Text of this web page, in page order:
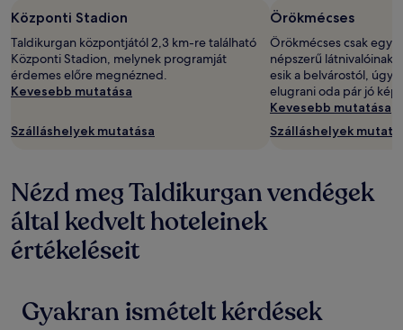
az
elérhetőség
változhat.
További
feltételek
lehetnek
Központi Stadion
Taldikurgan központjától 2,3 km-re található
Központi Stadion, melynek programját
érdemes előre megnézned.
Kevesebb mutatása
Szálláshelyek mutatása
Örökmécses
Örökmécses csak
népszerű látnivalóinak,
esik a belvárostól,
elugrani oda pár jó
Kevesebb mutatása
Szálláshelyek
Nézd meg Taldikurgan vendégek
által kedvelt hoteleinek
értékeléseit
Gyakran ismételt kérdések